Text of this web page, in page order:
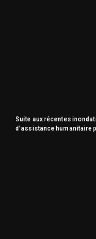
Suite aux récentes
d’assistance humanitaire